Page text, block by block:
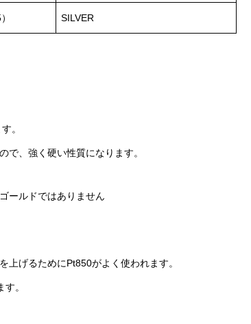
SILVER
。
で、強く硬い性質になります。
ルドではありません
上げるためにPt850がよく使われます。
。